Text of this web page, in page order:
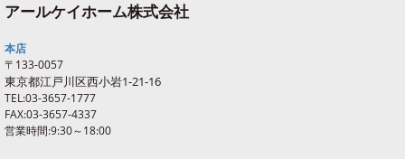
アールケイホーム株式会社
本店
〒133-0057
東京都江戸川区西小岩1-21-16
TEL:03-3657-1777
FAX:03-3657-4337
営業時間:9:30～18:00